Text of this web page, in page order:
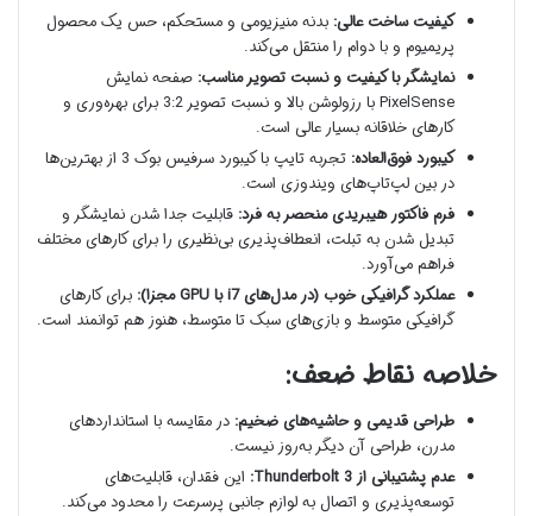
کیفیت ساخت عالی: بدنه منیزیومی و مستحکم، حس یک محصول
پریمیوم و با دوام را منتقل می‌کند.
نمایشگر با کیفیت و نسبت تصویر مناسب: صفحه نمایش
PixelSense با رزولوشن بالا و نسبت تصویر 3:2 برای بهره‌وری و
کارهای خلاقانه بسیار عالی است.
کیبورد فوق‌العاده:
تجربه تایپ با کیبورد سرفیس بوک 3 از بهترین‌ها
در بین لپ‌تاپ‌های ویندوزی است.
فرم فاکتور هیبریدی منحصر به فرد: قابلیت جدا شدن نمایشگر و
تبدیل شدن به تبلت، انعطاف‌پذیری بی‌نظیری را برای کارهای مختلف
فراهم می‌آورد.
عملکرد گرافیکی خوب (در مدل‌های i7 با GPU مجزا):
برای کارهای
گرافیکی متوسط و بازی‌های سبک تا متوسط، هنوز هم توانمند است.
خلاصه نقاط ضعف:
طراحی قدیمی و حاشیه‌های ضخیم: در مقایسه با استانداردهای
مدرن، طراحی آن دیگر به‌روز نیست.
عدم پشتیبانی از Thunderbolt 3:
این فقدان، قابلیت‌های
توسعه‌پذیری و اتصال به لوازم جانبی پرسرعت را محدود می‌کند.